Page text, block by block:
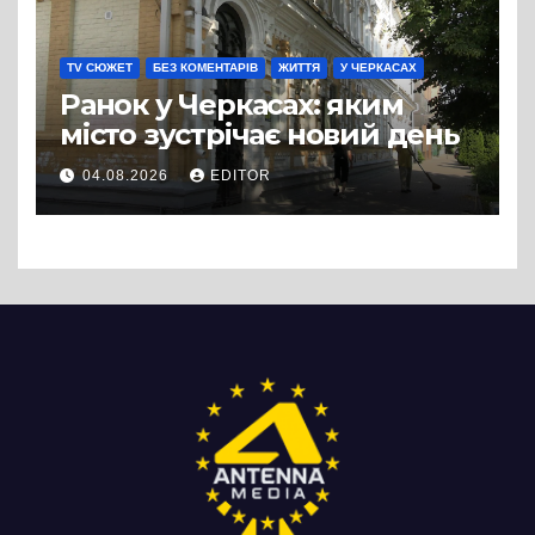
TV СЮЖЕТ БЕЗ КОМЕНТАРІВ ЖИТТЯ У ЧЕРКАСАХ
Ранок у Черкасах: яким
місто зустрічає новий день
04.08.2026 EDITOR